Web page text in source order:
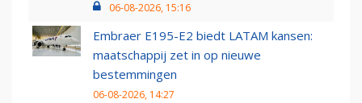
06-08-2026, 15:16
Embraer E195-E2 biedt LATAM kansen:
maatschappij zet in op nieuwe
bestemmingen
06-08-2026, 14:27